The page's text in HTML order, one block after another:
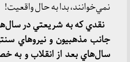
نمي‌خوانند، بدا به حال واقعيت!
نقدي كه به شريعتي در
جانب مذهبيون و نيروهاي
سال‌هاي بعد از انقلاب و به